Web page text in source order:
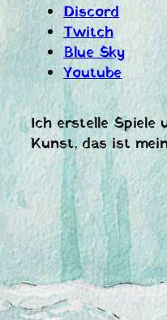
Discord
Twitch
Blue Sky
Youtube
Ich erstelle Spiele
Kunst, das ist